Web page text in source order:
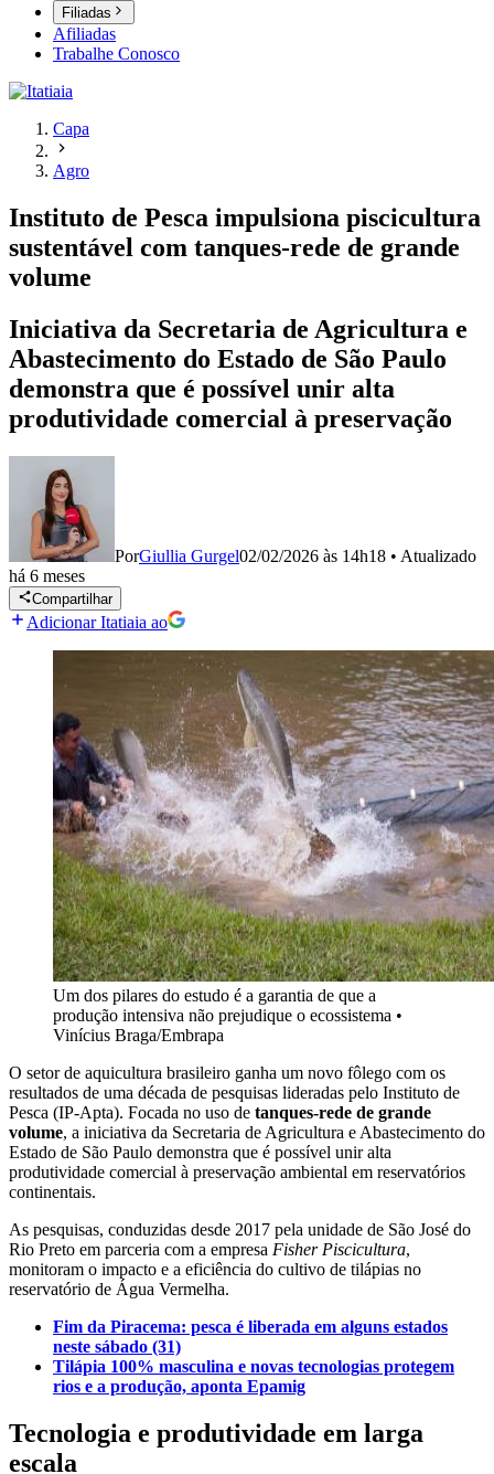
Filiadas
Afiliadas
Trabalhe Conosco
Capa
Agro
Instituto de Pesca impulsiona piscicultura
sustentável com tanques-rede de grande
volume
Iniciativa da Secretaria de Agricultura e
Abastecimento do Estado de São Paulo
demonstra que é possível unir alta
produtividade comercial à preservação
PorGiullia Gurgel02/02/2026 às 14h18 • Atualizado
há 6 meses
Compartilhar
Adicionar Itatiaia ao
Um dos pilares do estudo é a garantia de que a
produção intensiva não prejudique o ecossistema •
Vinícius Braga/Embrapa
O setor de aquicultura brasileiro ganha um novo fôlego com os
resultados de uma década de pesquisas lideradas pelo Instituto de
Pesca (IP-Apta). Focada no uso de tanques-rede de grande
volume, a iniciativa da Secretaria de Agricultura e Abastecimento do
Estado de São Paulo demonstra que é possível unir alta
produtividade comercial à preservação ambiental em reservatórios
continentais.
As pesquisas, conduzidas desde 2017 pela unidade de São José do
Rio Preto em parceria com a empresa Fisher Piscicultura,
monitoram o impacto e a eficiência do cultivo de tilápias no
reservatório de Água Vermelha.
Fim da Piracema: pesca é liberada em alguns estados
neste sábado (31)
Tilápia 100% masculina e novas tecnologias protegem
rios e a produção, aponta Epamig
Tecnologia e produtividade em larga
escala